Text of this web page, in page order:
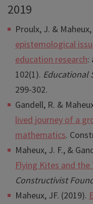
2019
Proulx, J. & Maheux
epistemological
education research:
102(1). Educational
299-302.
Gandell, R. &
lived journey of a
mathematics.
Maheux, J. F., &
Flying Kites and
Constructivist
Maheux, JF. (2019).